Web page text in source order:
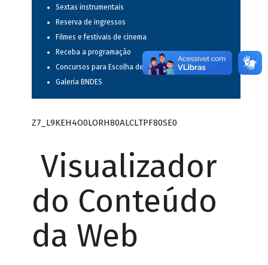
Sextas instrumentais
Reserva de ingressos
Filmes e festivais de cinema
Receba a programação
Concursos para Escolha de Espetáculos Musicais
Galeria BNDES
Z7_L9KEH4O0LORH80ALCLTPF80SE0
Visualizador
do Conteúdo
da Web